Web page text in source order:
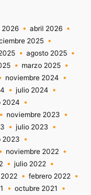
2026
abril 2026
2025
agosto 2025
marzo 2025
noviembre 2024
julio 2024
2024
noviembre 2023
julio 2023
2023
noviembre 2022
julio 2022
febrero 2022
octubre 2021